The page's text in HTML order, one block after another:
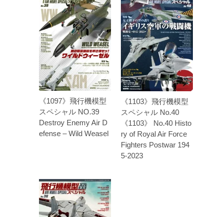
《1097》飛行機模型
スペシャル NO.39
Destroy Enemy Air D
efense – Wild Weasel
《1103》飛行機模型
スペシャル No.40
《1103》 No.40 Histo
ry of Royal Air Force
Fighters Postwar 194
5-2023